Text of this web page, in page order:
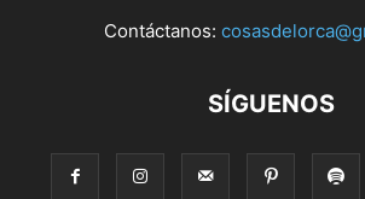
Contáctanos:
SÍGUENOS